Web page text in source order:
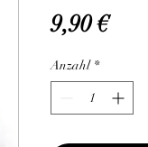
9,90 €Preis
Anzahl *